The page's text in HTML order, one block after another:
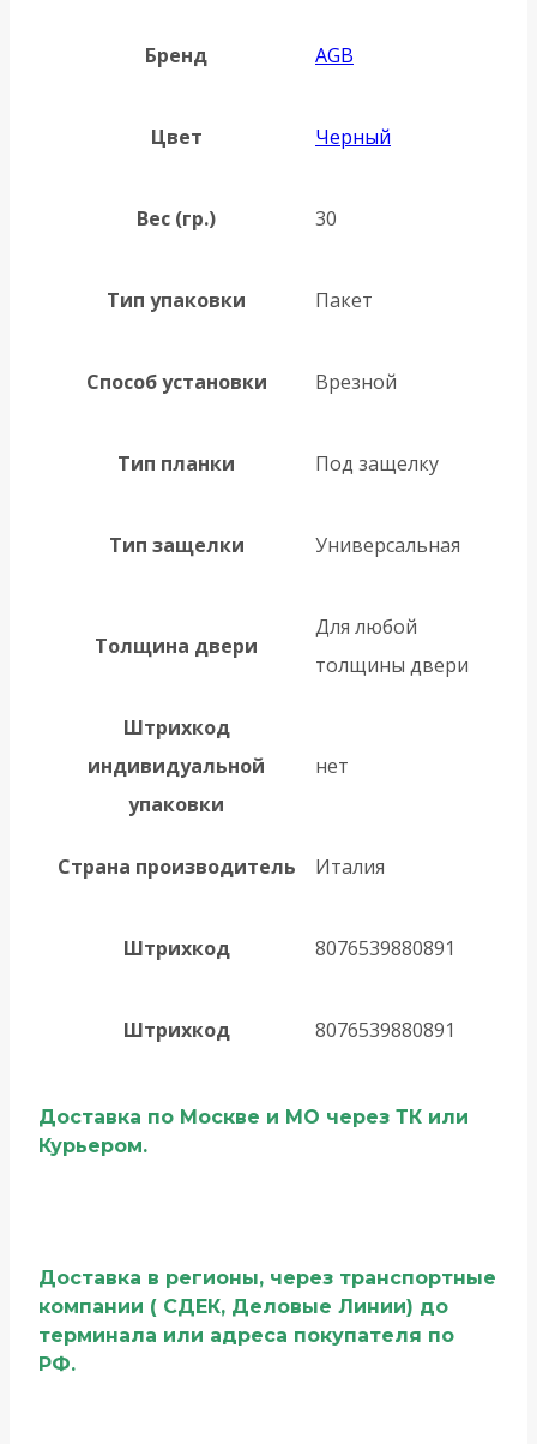
Бренд AGB
Цвет Черный
Вес (гр.) 30
Тип упаковки Пакет
Способ установки Врезной
Тип планки Под защелку
Тип защелки Универсальная
Толщина двери
Для любой
толщины двери
Штрихкод
индивидуальной
упаковки
нет
Страна производитель Италия
Штрихкод 8076539880891
Штрихкод 8076539880891
Доставка по Москве и МО через ТК или
Курьером.
Доставка в регионы, через транспортные
компании ( СДЕК, Деловые Линии) до
терминала или адреса покупателя по
РФ.